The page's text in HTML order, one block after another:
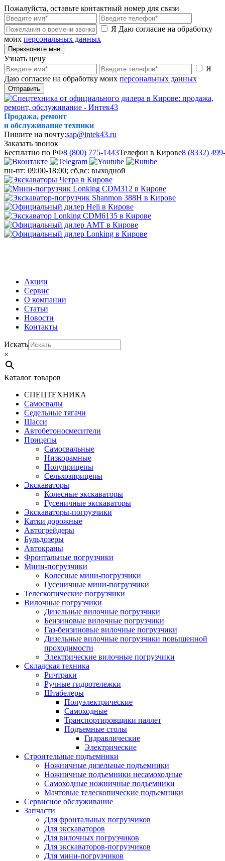
Пожалуйста, оставьте контактный номер для связи
Я Даю согласие на обработку
моих персональных данных
Перезвоните мне
Узнать цену
Я
Даю согласие на обработку моих персональных данных
Отправить
Продажа, ремонт
и обслуживание техники
Пишите на почту:sap@intek43.ru
Заказать звонок
Бесплатно по РФ8 (800) 775-1443Телефон в Кирове8 (8332)
пн-пт: 09:00-18:00; сб,вс: выходной
Акции
Сервис
О компании
Статьи
Новости
Контакты
Искать
×
Каталог товаров
СПЕЦТЕХНИКА
Самосвалы
Седельные тягачи
Шасси
Автобетоно­смесители
Прицепы
Самосвальные
Низкорамные
Полуприцепы
Сельхозприцепы
Экскаваторы
Колесные экскаваторы
Гусеничные экскаваторы
Экскаваторы-погрузчики
Катки дорожные
Автогрейдеры
Бульдозеры
Автокраны
Фронтальные погрузчики
Мини-погрузчики
Колесные мини-погрузчики
Гусеничные мини-погрузчики
Телескопические погрузчики
Вилочные погрузчики
Дизельные вилочные погрузчики
Бензиновые вилочные погрузчики
Газ-бензиновые вилочные погрузчики
Дизельные вилочные погрузчики повышенной
проходимости
Электрические вилочные погрузчики
Складская техника
Ричтраки
Ручные гидротележки
Штабелеры
Полуэлектрические
Самоходные
Транспортировщики паллет
Подъемные столы
Гидравлические
Электрические
Строительные подъемники
Ножничные дизельные подъемники
Ножничные подъемники несамоходные
Самоходные ножничные подъемники
Мачтовые телескопические подъемники
Сервисное обслуживание
Запчасти
Для фронтальных погрузчиков
Для экскаваторов
Для вилочных погрузчиков
Для экскаваторов-погрузчиков
Для мини-погрузчиков